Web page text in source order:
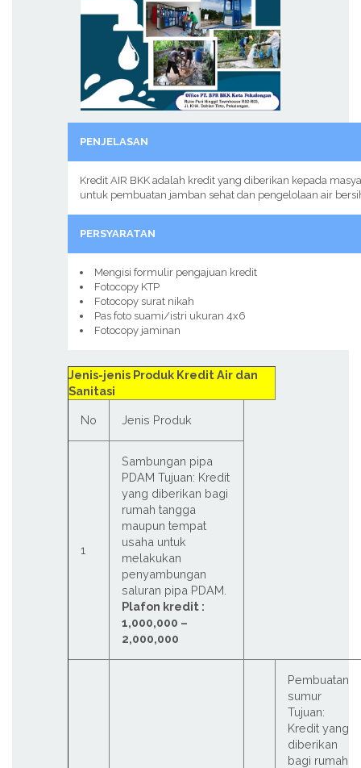
PENJELASAN
Kredit AIR BKK adalah kredit yang diberikan kepada
untuk pembuatan jamban sehat dan pengelolaan air
PERSYARATAN
Mengisi formulir pengajuan kredit
Fotocopy KTP
Fotocopy surat nikah
Pas foto suami/istri ukuran 4x6
Fotocopy jaminan
Jenis-jenis Produk Kredit Air dan
Sanitasi
No Jenis Produk
1
Sambungan pipa
PDAM Tujuan: Kredit
yang diberikan bagi
rumah tangga
maupun tempat
usaha untuk
melakukan
penyambungan
saluran pipa PDAM.
Plafon kredit :
1,000,000 –
2,000,000
Pembuatan
sumur
Tujuan:
Kredit yang
diberikan
bagi rumah